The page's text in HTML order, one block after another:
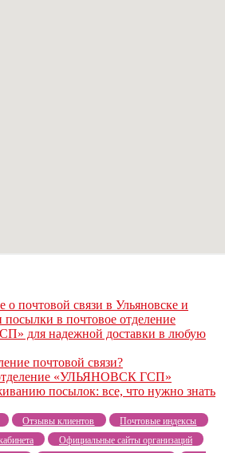
о почтовой связи в Ульяновске и
посылки в почтовое отделение
для надежной доставки в любую
почтовой связи?
«УЛЬЯНОВСК ГСП»
посылок: все, что нужно знать
Отзывы клиентов
Почтовые индексы
Официальные сайты организаций